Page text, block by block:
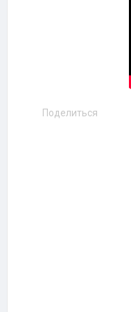
Поделиться